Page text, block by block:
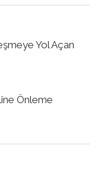
Yol Açan
Önleme